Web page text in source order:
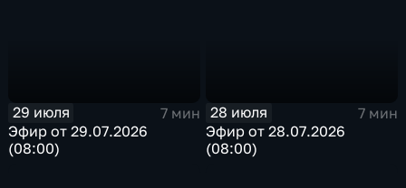
29 июля
7 мин
Эфир от 29.07.2026
(08:00)
28 июля
7 мин
Эфир от 28.07.2026
(08:00)